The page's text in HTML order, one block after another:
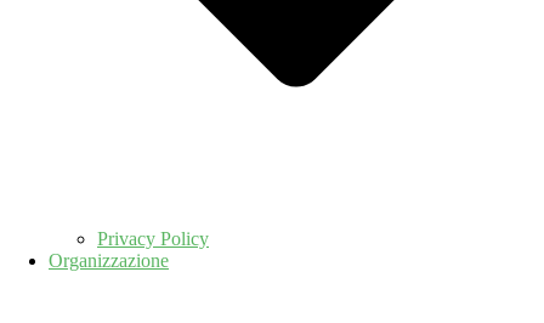
Privacy Policy
Organizzazione